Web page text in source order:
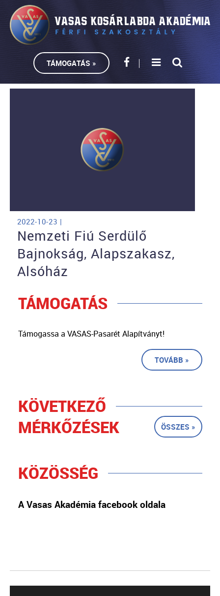
TÁMOGATÁS »
2022-10-23 |
Nemzeti Fiú Serdülő
Bajnokság, Alapszakasz,
Alsóház
TÁMOGATÁS
Támogassa a VASAS-Pasarét Alapítványt!
TOVÁBB »
KÖVETKEZŐ
MÉRKŐZÉSEK
ÖSSZES »
KÖZÖSSÉG
A Vasas Akadémia facebook oldala